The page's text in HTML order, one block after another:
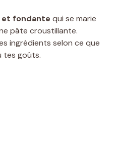
et fondante qui se marie
pâte croustillante.
ingrédients selon ce que
tes goûts.